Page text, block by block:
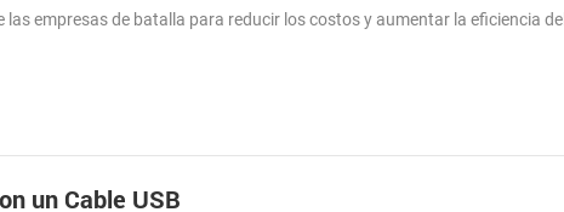
empresas de batalla para reducir los costos y aumentar la eficiencia del
un Cable USB